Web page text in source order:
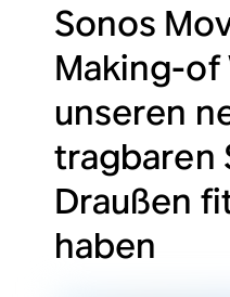
Sonos
Making-of
unseren
tragbaren
Draußen
haben